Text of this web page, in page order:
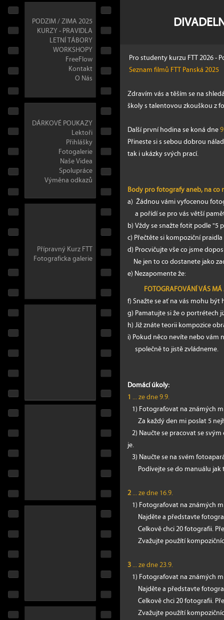
PODZIM / ZIMA 2025
KURZY - PRAVIDLA
LETNÍ TÁBORY
WORKSHOPY
FreeFlow
Kontakt
O Nás
DÁRKOVÉ POUKAZY
Lektoři
Přihlášky
Fotogalerie
Naše Videa
Spolupráce
Výměna odkazů
Přípravný Kurz FTT
Fotograficka galerie
Pro studenty kurzu FTT 2026 -
Seznam filmů FTT Panská 2025
Zdravím vás a těším se na
školy s talentovou zkouškou z
Další první hodina se koná dne
Přineste si s sebou dobrou
tak i ukázky svých prací.
Body pro fotografy aneb, na co
a) Žádnou vámi vyfocenou
a pořídí se pro vás větší
b) Vždy se snažte fotit podle "5
c) Přečtěte si kompoziční
d) Procvičujte vše co jsme
Ne jen to co dostanete jako
e) Nezapomente že:
FOTOGRAFOVÁNÍ VÁS
f) Snažte se ať na vás mohu
g) Pamatujte si že o portrétech
h) Již znáte teorii kompozice
i) Pokud něco nevíte nebo vám
společně to jistě zvládneme.
Domácí úkoly:
1 ... ze dne 9.9.
1) Fotografovat na známých
Za každý den mi poslat 5
2) Naučte se pracovat se
je.
3) Naučte se na svém
Podívejte se do manuálu jak
2... ze dne 16.9.
1) Fotografovat na známých
Najděte a představte
Celkově chci 20 fotografii.
Zvažujte použítí
3... ze dne 23.9.
1) Fotografovat na známých
Najděte a představte
Celkově chci 20 fotografii.
Zvažujte použítí